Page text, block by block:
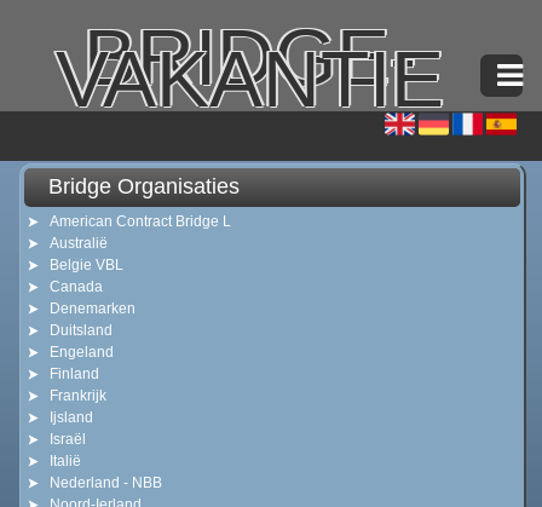
BRIDGE-
VAKANTIE
Bridge Organisaties
American Contract Bridge L
Australië
Belgie VBL
Canada
Denemarken
Duitsland
Engeland
Finland
Frankrijk
Ijsland
Israël
Italië
Nederland - NBB